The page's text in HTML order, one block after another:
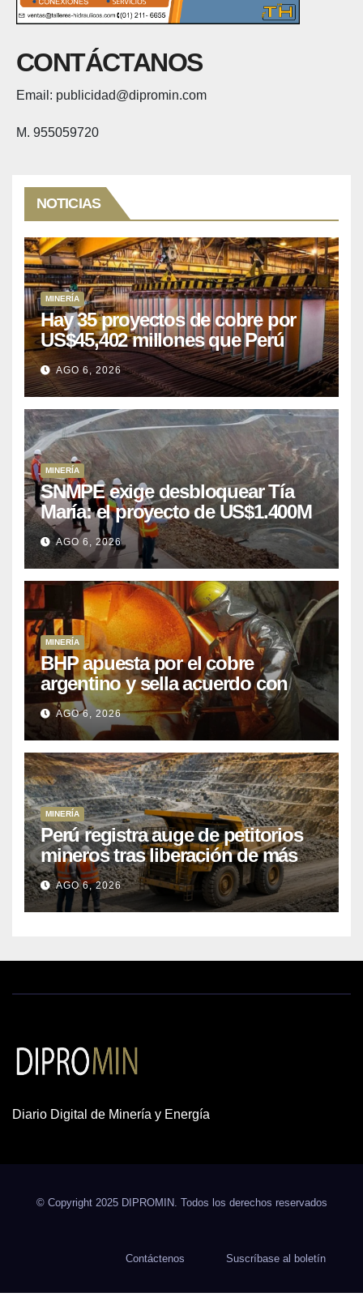
CONTÁCTANOS
Email: publicidad@dipromin.com
M. 955059720
NOTICIAS
MINERÍA
Hay 35 proyectos de cobre por
US$45,402 millones que Perú
puede aprovechar
AGO 6, 2026
MINERÍA
SNMPE exige desbloquear Tía
María: el proyecto de US$1.400M
que Perú lleva 15 años
posponiendo
AGO 6, 2026
MINERÍA
BHP apuesta por el cobre
argentino y sella acuerdo con
Kobrea para siete proyecto
AGO 6, 2026
MINERÍA
Perú registra auge de petitorios
mineros tras liberación de más
de mil concesiones para explorar
cobre y oro
AGO 6, 2026
Diario Digital de Minería y Energía
© Copyright 2025 DIPROMIN. Todos los derechos reservados
Contáctenos Suscríbase al boletín